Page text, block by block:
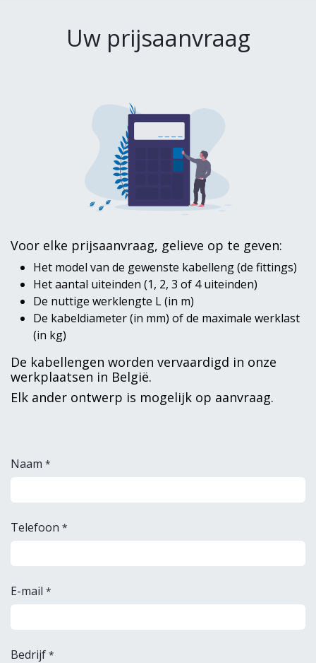
Uw prijsaanvraag
Voor elke prijsaanvraag, gelieve op te geven:
Het model van de gewenste kabelleng (de fittings)
Het aantal uiteinden (1, 2, 3 of 4 uiteinden)
De nuttige werklengte L (in m)
De kabeldiameter (in mm) of de maximale werklast
(in kg)
De kabellengen worden vervaardigd in onze
werkplaatsen in België.
Elk ander ontwerp is mogelijk op aanvraag.
Naam *
Telefoon *
E-mail *
Bedrijf *